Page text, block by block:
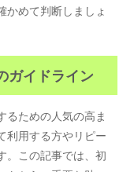
かめて判断しましょ
ガイドライン
るための人気の高ま
利用する方やリピー
。この記事では、初